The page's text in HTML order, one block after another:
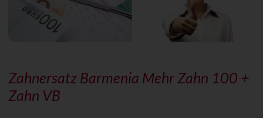
Zahnersatz Barmenia Mehr Zahn 100 +
Zahn VB